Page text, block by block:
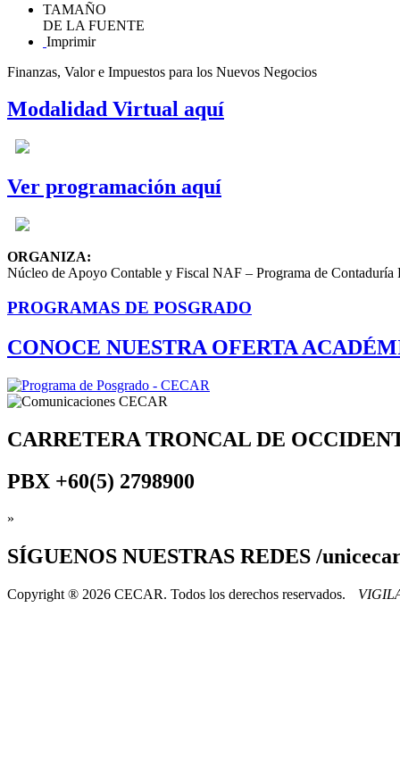
TAMAÑO
DE LA FUENTE
Imprimir
Finanzas, Valor e Impuestos para los Nuevos Negocios
Modalidad Virtual aquí
Ver programación aquí
ORGANIZA:
Núcleo de Apoyo Contable y Fiscal NAF – Programa de Contaduría
PROGRAMAS DE POSGRADO
CONOCE NUESTRA OFERTA
CARRETERA TRONCAL DE
PBX +60(5) 2798900
»
SÍGUENOS NUESTRAS REDES /
Copyright ® 2026 CECAR. Todos los derechos reservados.